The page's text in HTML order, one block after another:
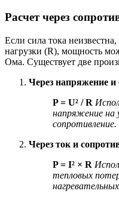
Расчет через
Если сила тока
нагрузки (R), мощность
Ома. Существует две
Через напряжение и
P = U² / R
напряжение на
сопротивление.
Через ток и
P = I² × R
тепловых